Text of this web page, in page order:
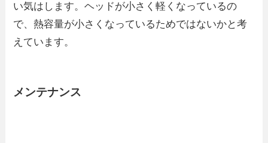
い気はします。ヘッドが小さく軽くなっているの
で、熱容量が小さくなっているためではないかと考
えています。
メンテナンス